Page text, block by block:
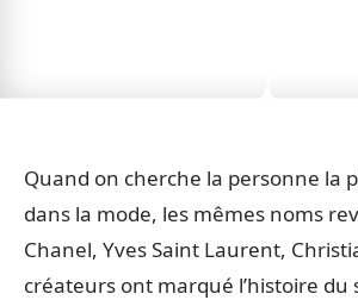
Quand on cherche la personne la
dans la mode, les mêmes noms
Chanel, Yves Saint Laurent,
créateurs ont marqué l’histoire du